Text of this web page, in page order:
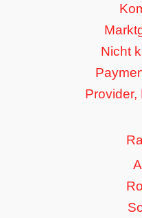
Nicht
Provider,